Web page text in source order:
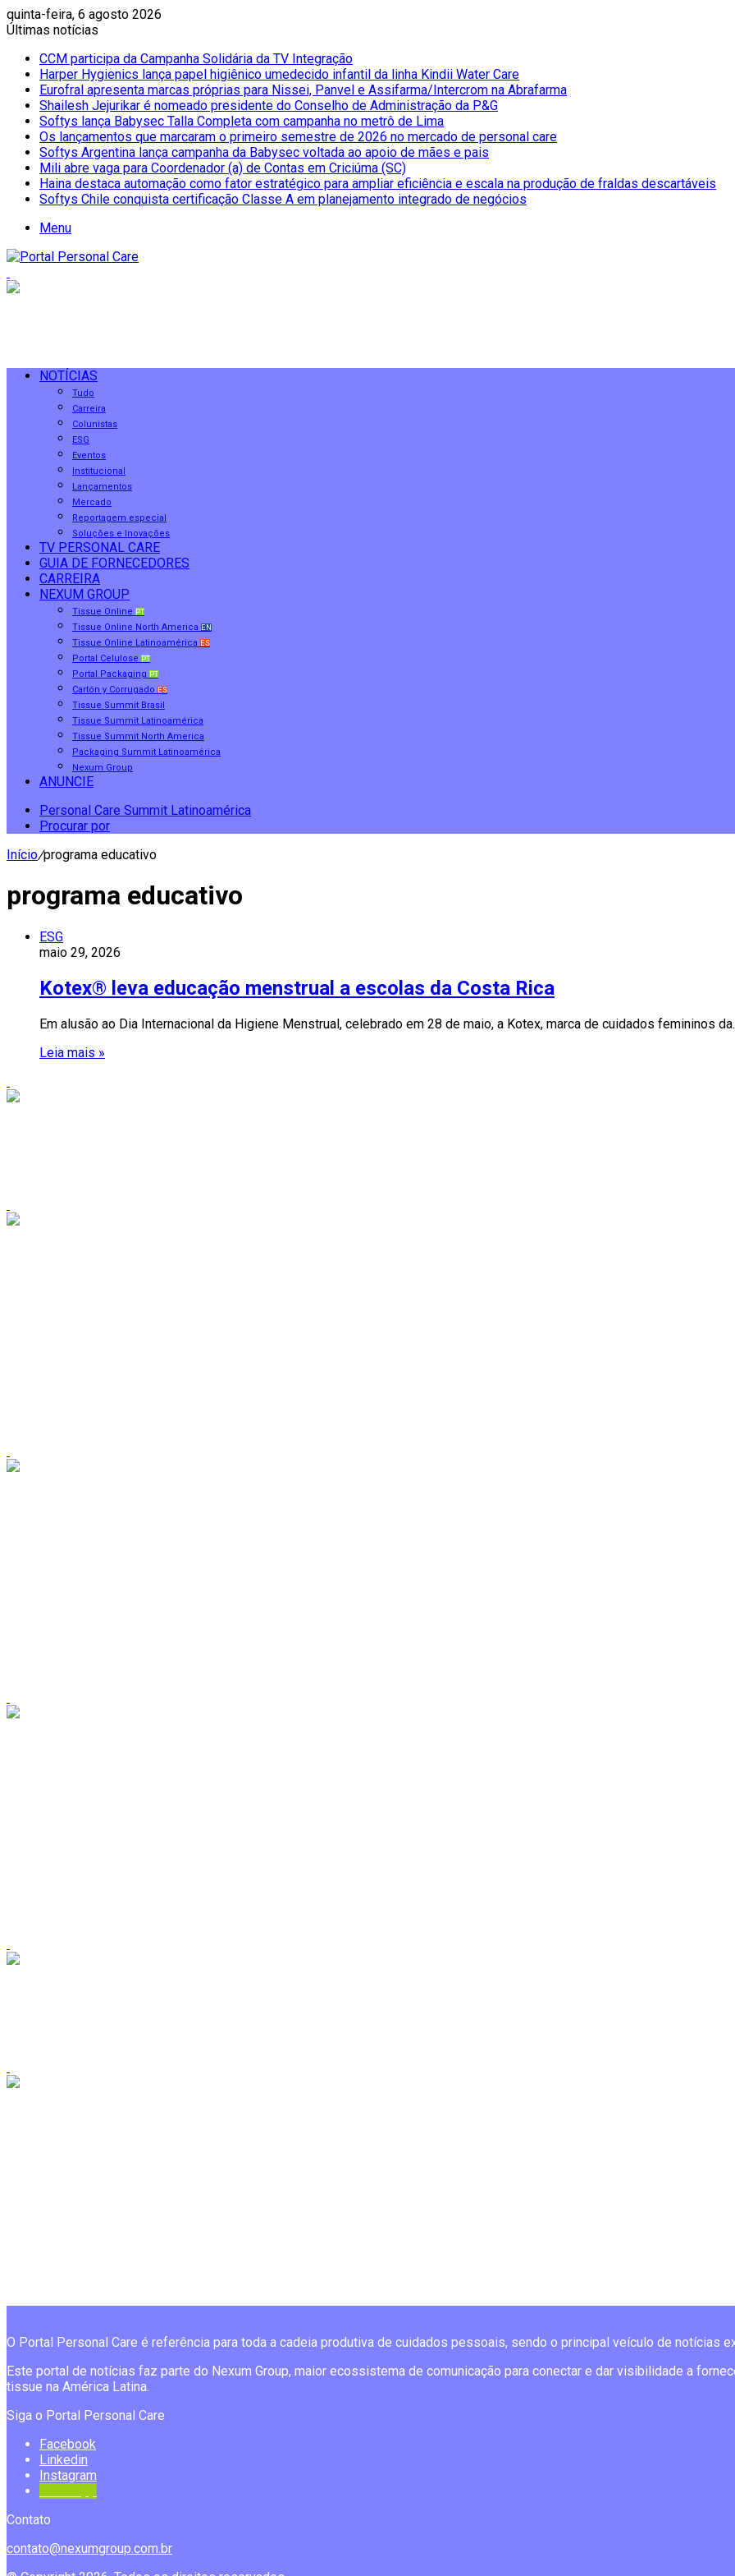
quinta-feira, 6 agosto 2026
Últimas notícias
CCM participa da Campanha Solidária da TV Integração
Harper Hygienics lança papel higiênico umedecido infantil da linha Kindii Water Care
Eurofral apresenta marcas próprias para Nissei, Panvel e Assifarma/Intercrom na Abrafarma
Shailesh Jejurikar é nomeado presidente do Conselho de Administração da P&G
Softys lança Babysec Talla Completa com campanha no metrô de Lima
Os lançamentos que marcaram o primeiro semestre de 2026 no mercado de personal care
Softys Argentina lança campanha da Babysec voltada ao apoio de mães e pais
Mili abre vaga para Coordenador (a) de Contas em Criciúma (SC)
Haina destaca automação como fator estratégico para ampliar eficiência e escala na produção de fraldas descartáveis
Softys Chile conquista certificação Classe A em planejamento integrado de negócios
Menu
NOTÍCIAS
Tudo
Carreira
Colunistas
ESG
Eventos
Institucional
Lançamentos
Mercado
Reportagem especial
Soluções e Inovações
TV PERSONAL CARE
GUIA DE FORNECEDORES
CARREIRA
NEXUM GROUP
Tissue Online PT
Tissue Online North America EN
Tissue Online Latinoamérica ES
Portal Celulose PT
Portal Packaging PT
Cartón y Corrugado ES
Tissue Summit Brasil
Tissue Summit Latinoamérica
Tissue Summit North America
Packaging Summit Latinoamérica
Nexum Group
ANUNCIE
Personal Care Summit Latinoamérica
Procurar por
Início/programa educativo
programa educativo
ESG
maio 29, 2026
Kotex® leva educação menstrual a escolas da Costa Rica
Em alusão ao Dia Internacional da Higiene Menstrual, celebrado em 28 de maio, a Kotex, marca de cuidados femininos
Leia mais »
O Portal Personal Care é referência para toda a cadeia produtiva de cuidados pessoais, sendo o principal veículo de notícias
Este portal de notícias faz parte do Nexum Group, maior ecossistema de comunicação para conectar e dar visibilidade a
tissue na América Latina.
Siga o Portal Personal Care
Facebook
Linkedin
Instagram
Contato
contato@nexumgroup.com.br